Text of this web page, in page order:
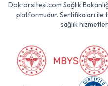
Doktorsitesi.com Sağlık
platformudur. Sertifikaları ile
sağlık